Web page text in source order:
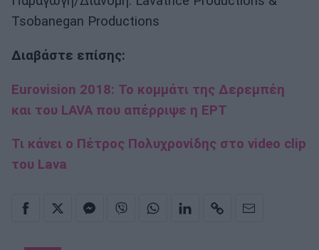
Tsobanegan Productions
Διαβάστε επίσης:
Eurovision 2018: Το κομμάτι της Δερεμπέη
και του LAVA που απέρριψε η ΕΡΤ
Τι κάνει ο Πέτρος Πολυχρονίδης στο video clip
του Lava